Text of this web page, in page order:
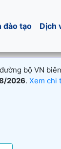
đào tạo Dịch
bộ VN
2026. Xem chi